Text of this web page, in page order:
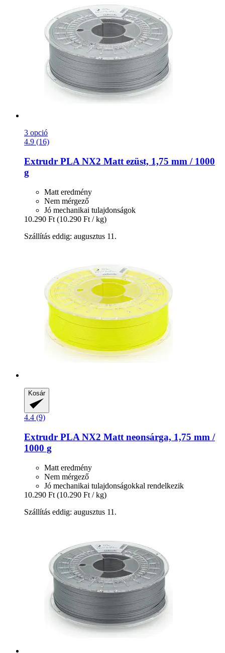
3 opció
4.9 (16)
Extrudr PLA NX2 Matt ezüst, 1,75 mm / 1000
g
Matt eredmény
Nem mérgező
Jó mechanikai tulajdonságok
10.290 Ft (10.290 Ft / kg)
Szállítás eddig: augusztus 11.
Kosár
4.4 (9)
Extrudr PLA NX2 Matt neonsárga, 1,75 mm /
1000 g
Matt eredmény
Nem mérgező
Jó mechanikai tulajdonságokkal rendelkezik
10.290 Ft (10.290 Ft / kg)
Szállítás eddig: augusztus 11.